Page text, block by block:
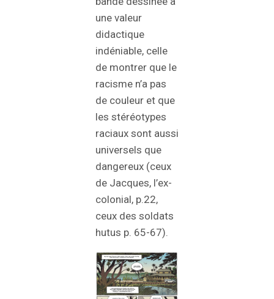
une valeur
didactique
indéniable, celle
de montrer que le
racisme n’a pas
de couleur et que
les stéréotypes
raciaux sont aussi
universels que
dangereux (ceux
de Jacques, l’ex-
colonial, p.22,
ceux des soldats
hutus p. 65-67).